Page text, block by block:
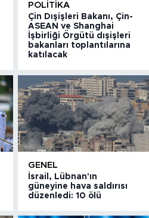
POLITIKA
Çin Dışişleri Bakanı, Çin-
ASEAN ve Shanghai
İşbirliği Örgütü dışişleri
bakanları toplantılarına
katılacak
GENEL
İsrail, Lübnan'ın
güneyine hava saldırısı
düzenledi: 10 ölü